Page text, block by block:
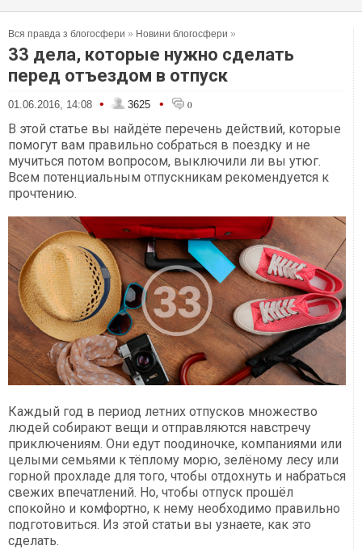
Вся правда з блогосфери » Новини блогосфери »
33 дела, которые нужно сделать
перед отъездом в отпуск
01.06.2016, 14:08 • 3625 • 0
В этой статье вы найдёте перечень действий, которые
помогут вам правильно собраться в поездку и не
мучиться потом вопросом, выключили ли вы утюг.
Всем потенциальным отпускникам рекомендуется к
прочтению.
Каждый год в период летних отпусков множество
людей собирают вещи и отправляются навстречу
приключениям. Они едут поодиночке, компаниями или
целыми семьями к тёплому морю, зелёному лесу или
горной прохладе для того, чтобы отдохнуть и набраться
свежих впечатлений. Но, чтобы отпуск прошёл
спокойно и комфортно, к нему необходимо правильно
подготовиться. Из этой статьи вы узнаете, как это
сделать.